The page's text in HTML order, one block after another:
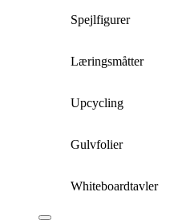
Spejlfigurer
Læringsmåtter
Upcycling
Gulvfolier
Whiteboardtavler